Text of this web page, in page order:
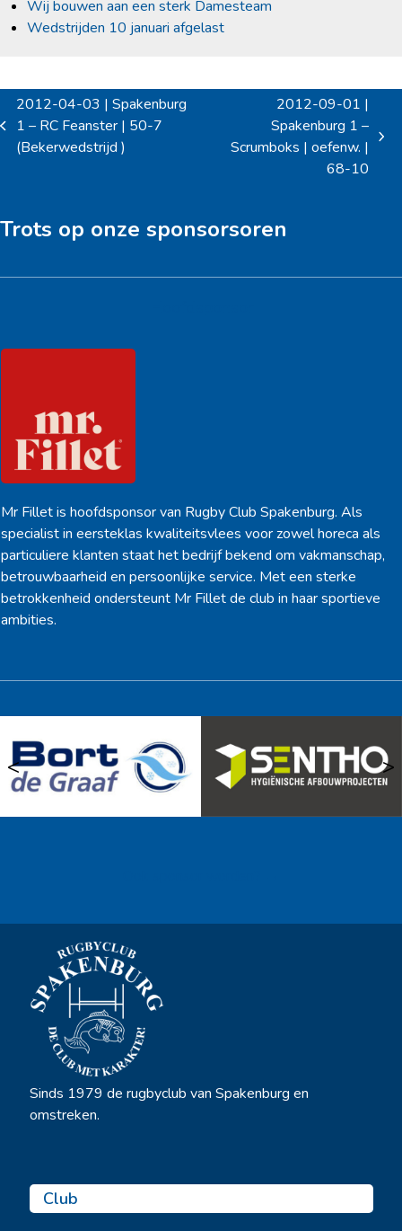
Wij bouwen aan een sterk Damesteam
Wedstrijden 10 januari afgelast
previous
post:
2012-04-03 | Spakenburg
1 – RC Feanster | 50-7
(Bekerwedstrijd )
next
2012-09-01 |
Spakenburg 1 –
Scrumboks | oefenw. |
68-10
Trots op onze sponsorsoren
Mr Fillet is hoofdsponsor van Rugby Club Spakenburg. Als
specialist in eersteklas kwaliteitsvlees voor zowel horeca als
particuliere klanten staat het bedrijf bekend om vakmanschap,
betrouwbaarheid en persoonlijke service. Met een sterke
betrokkenheid ondersteunt Mr Fillet de club in haar sportieve
ambities.
< >
Sinds 1979 de rugbyclub van Spakenburg en
omstreken.
Club